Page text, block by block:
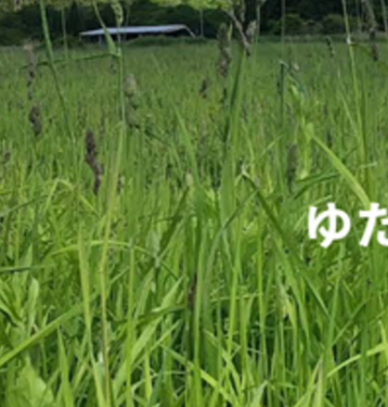
GPSSグループ 広報